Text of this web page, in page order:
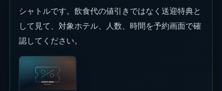
シャトルです。飲食代の値引きではなく送迎特典と
して見て、対象ホテル、人数、時間を予約画面で確
認してください。